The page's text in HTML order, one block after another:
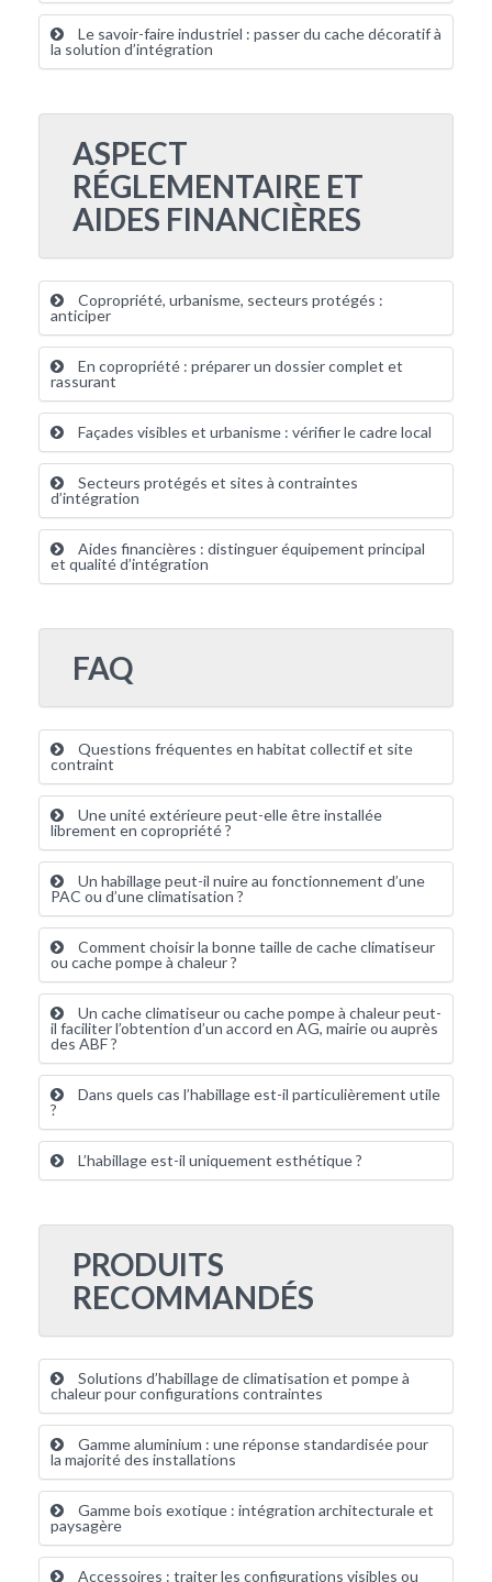
Le savoir-faire industriel : passer du cache décoratif à
la solution d’intégration
ASPECT
RÉGLEMENTAIRE ET
AIDES FINANCIÈRES
Copropriété, urbanisme, secteurs protégés :
anticiper
En copropriété : préparer un dossier complet et
rassurant
Façades visibles et urbanisme : vérifier le cadre local
Secteurs protégés et sites à contraintes
d’intégration
Aides financières : distinguer équipement principal
et qualité d’intégration
FAQ
Questions fréquentes en habitat collectif et site
contraint
Une unité extérieure peut-elle être installée
librement en copropriété ?
Un habillage peut-il nuire au fonctionnement d’une
PAC ou d’une climatisation ?
Comment choisir la bonne taille de cache climatiseur
ou cache pompe à chaleur ?
Un cache climatiseur ou cache pompe à chaleur peut-
il faciliter l’obtention d’un accord en AG, mairie ou auprès
des ABF ?
Dans quels cas l’habillage est-il particulièrement utile
?
L’habillage est-il uniquement esthétique ?
PRODUITS
RECOMMANDÉS
Solutions d’habillage de climatisation et pompe à
chaleur pour configurations contraintes
Gamme aluminium : une réponse standardisée pour
la majorité des installations
Gamme bois exotique : intégration architecturale et
paysagère
Accessoires : traiter les configurations visibles ou